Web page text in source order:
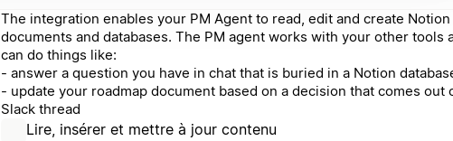
The integration enables your PM Agent to read, edit and create Notion
documents and databases. The PM agent works with your other tools
can do things like:
- answer a question you have in chat that is buried in a Notion
- update your roadmap document based on a decision that comes out
Slack thread
Lire, insérer et mettre à jour contenu